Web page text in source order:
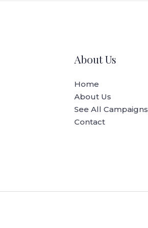
About Us
Home
About Us
See All Campaigns
Contact